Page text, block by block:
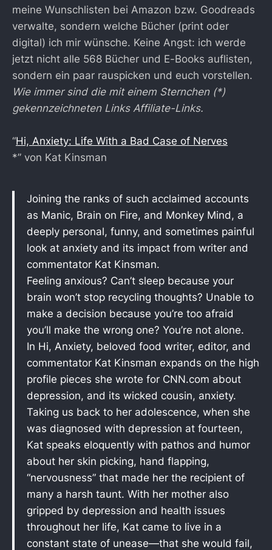
meine Wunschlisten bei Amazon bzw. Goodreads
verwalte, sondern welche Bücher (print oder
digital) ich mir wünsche. Keine Angst: ich werde
jetzt nicht alle 568 Bücher und E-Books auflisten,
sondern ein paar rauspicken und euch vorstellen.
Wie immer sind die mit einem Sternchen (*)
gekennzeichneten Links Affiliate-Links.
“Hi, Anxiety: Life With a Bad Case of Nerves
*” von Kat Kinsman
Joining the ranks of such acclaimed accounts
as Manic, Brain on Fire, and Monkey Mind, a
deeply personal, funny, and sometimes painful
look at anxiety and its impact from writer and
commentator Kat Kinsman.
Feeling anxious? Can’t sleep because your
brain won’t stop recycling thoughts? Unable to
make a decision because you’re too afraid
you’ll make the wrong one? You’re not alone.
In Hi, Anxiety, beloved food writer, editor, and
commentator Kat Kinsman expands on the high
profile pieces she wrote for CNN.com about
depression, and its wicked cousin, anxiety.
Taking us back to her adolescence, when she
was diagnosed with depression at fourteen,
Kat speaks eloquently with pathos and humor
about her skin picking, hand flapping,
“nervousness” that made her the recipient of
many a harsh taunt. With her mother also
gripped by depression and health issues
throughout her life, Kat came to live in a
constant state of unease—that she would fail,